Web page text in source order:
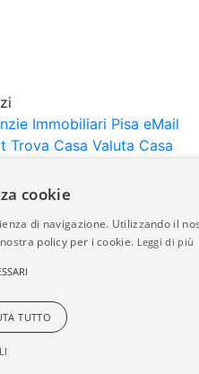
Immobiliari Pisa eMail
Trova Casa Valuta Casa
immobiliari e
della normativa in
cookie
di navigazione. Utilizzando il
policy per i cookie. Leggi di più
TUTTO